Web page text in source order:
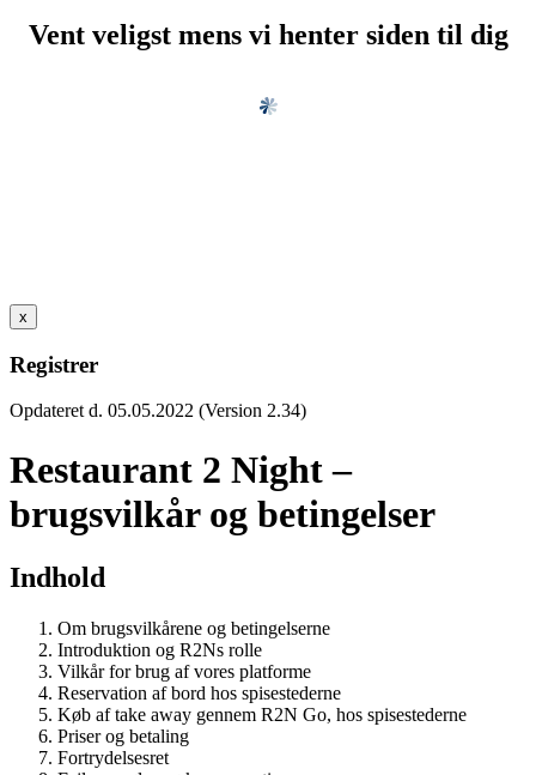
Vent veligst mens vi henter siden til dig
x
Registrer
Opdateret d. 05.05.2022 (Version 2.34)
Restaurant 2 Night –
brugsvilkår og betingelser
Indhold
Om brugsvilkårene og betingelserne
Introduktion og R2Ns rolle
Vilkår for brug af vores platforme
Reservation af bord hos spisestederne
Køb af take away gennem R2N Go, hos spisestederne
Priser og betaling
Fortrydelsesret